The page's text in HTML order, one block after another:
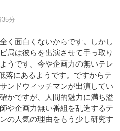
分
く面白くないからです。しかし
局は彼らを出演させて手っ取り
うです。今や企画力の無いテレ
落にあるようです。ですからテ
ンドウィッチマンが出演してい
かですが、人間的魅力に満ち溢
や企画力無い番組を乱造するテ
の人気の理由をもう少し研究す